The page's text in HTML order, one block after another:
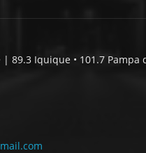
Iquique • 101.7 Pampa